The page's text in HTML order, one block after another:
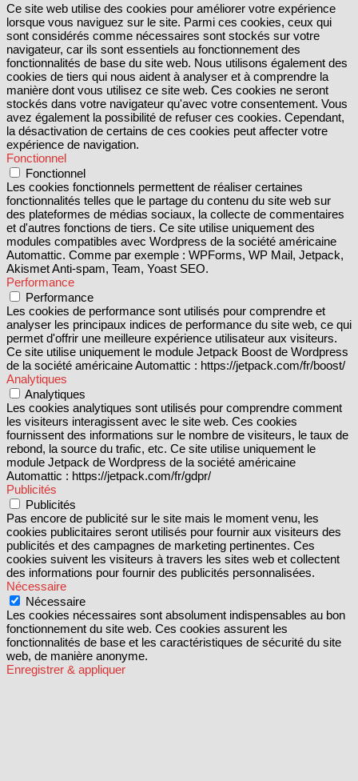
Ce site web utilise des cookies pour améliorer votre expérience
lorsque vous naviguez sur le site. Parmi ces cookies, ceux qui
sont considérés comme nécessaires sont stockés sur votre
navigateur, car ils sont essentiels au fonctionnement des
fonctionnalités de base du site web. Nous utilisons également des
cookies de tiers qui nous aident à analyser et à comprendre la
manière dont vous utilisez ce site web. Ces cookies ne seront
stockés dans votre navigateur qu'avec votre consentement. Vous
avez également la possibilité de refuser ces cookies. Cependant,
la désactivation de certains de ces cookies peut affecter votre
expérience de navigation.
Fonctionnel
Fonctionnel
Les cookies fonctionnels permettent de réaliser certaines
fonctionnalités telles que le partage du contenu du site web sur
des plateformes de médias sociaux, la collecte de commentaires
et d'autres fonctions de tiers. Ce site utilise uniquement des
modules compatibles avec Wordpress de la société américaine
Automattic. Comme par exemple : WPForms, WP Mail, Jetpack,
Akismet Anti-spam, Team, Yoast SEO.
Performance
Performance
Les cookies de performance sont utilisés pour comprendre et
analyser les principaux indices de performance du site web, ce qui
permet d'offrir une meilleure expérience utilisateur aux visiteurs.
Ce site utilise uniquement le module Jetpack Boost de Wordpress
de la société américaine Automattic : https://jetpack.com/fr/boost/
Analytiques
Analytiques
Les cookies analytiques sont utilisés pour comprendre comment
les visiteurs interagissent avec le site web. Ces cookies
fournissent des informations sur le nombre de visiteurs, le taux de
rebond, la source du trafic, etc. Ce site utilise uniquement le
module Jetpack de Wordpress de la société américaine
Automattic : https://jetpack.com/fr/gdpr/
Publicités
Publicités
Pas encore de publicité sur le site mais le moment venu, les
cookies publicitaires seront utilisés pour fournir aux visiteurs des
publicités et des campagnes de marketing pertinentes. Ces
cookies suivent les visiteurs à travers les sites web et collectent
des informations pour fournir des publicités personnalisées.
Nécessaire
Nécessaire
Les cookies nécessaires sont absolument indispensables au bon
fonctionnement du site web. Ces cookies assurent les
fonctionnalités de base et les caractéristiques de sécurité du site
web, de manière anonyme.
Enregistrer & appliquer